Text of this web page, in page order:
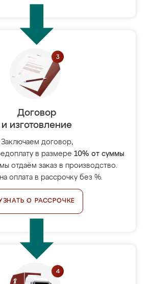
Договор
и изготовление
Заключаем договор,
в размере 10% от суммы
отдаём заказ в производство.
оплата в рассрочку без %.
О РАССРОЧКЕ